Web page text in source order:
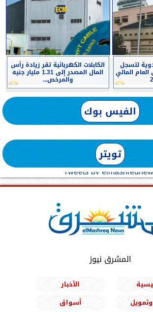
لتسجل
العام المالي
الكابلات الكهربائية تقر زيادة رأس
المال المصدر إلى 1.31 مليار جنيه
والمرخص...
الفيس بوك
تويتر
Tweets by
المشرق نيوز
الأخبار
أسواق